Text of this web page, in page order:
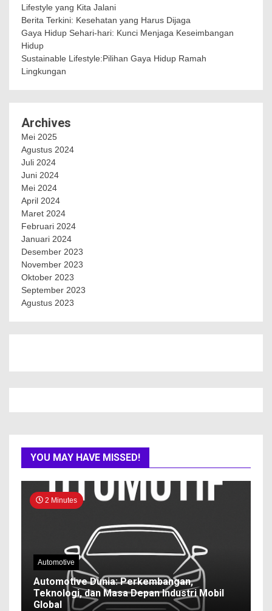
Lifestyle yang Kita Jalani
Berita Terkini: Kesehatan yang Harus Dijaga
Gaya Hidup Sehari-hari: Kunci Menjaga Keseimbangan
Hidup
Sustainable Lifestyle:Pilihan Gaya Hidup Ramah
Lingkungan
Archives
Mei 2025
Agustus 2024
Juli 2024
Juni 2024
Mei 2024
April 2024
Maret 2024
Februari 2024
Januari 2024
Desember 2023
November 2023
Oktober 2023
September 2023
Agustus 2023
YOU MAY HAVE MISSED!
2 Minutes
Automotive
Automotive Dunia: Perkembangan,
Teknologi, dan Masa Depan Industri Mobil
Global